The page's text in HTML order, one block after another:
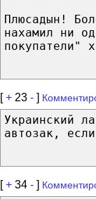
Плюсадын!
нахамил ни
покупатели"
[+ 23 - ]
Украинский
автозак,
[+ 34 - ]